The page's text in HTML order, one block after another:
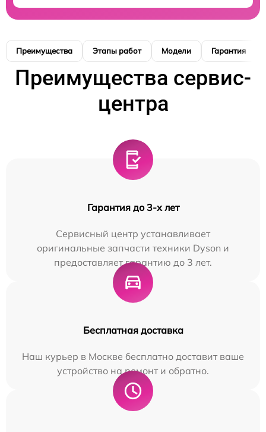
Преимущества Этапы работ Модели Гарантия
Преимущества сервис-
центра
Гарантия до 3-х лет
Сервисный центр устанавливает
оригинальные запчасти техники Dyson и
предоставляет гарантию до 3 лет.
Бесплатная доставка
Наш курьер в Москве бесплатно доставит ваше
устройство на ремонт и обратно.